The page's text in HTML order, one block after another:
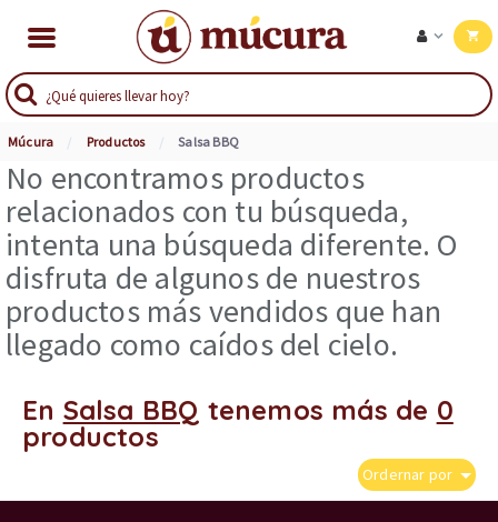
Múcura Productos Salsa BBQ
No encontramos productos
relacionados con tu búsqueda,
intenta una búsqueda diferente. O
disfruta de algunos de nuestros
productos más vendidos que han
llegado como caídos del cielo.
En Salsa BBQ tenemos más de 0
productos
Ordernar por